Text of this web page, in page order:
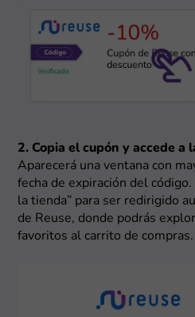
2. Copia el cupón y accede a
Aparecerá una ventana con
fecha de expiración del código.
la tienda” para ser redirigido
de Reuse, donde podrás
favoritos al carrito de compras.